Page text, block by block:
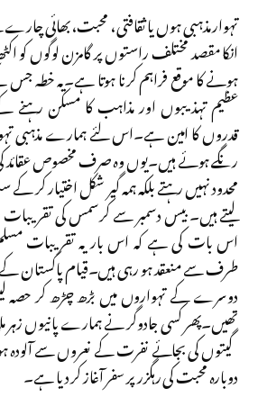
تہوار مذہبی ہوں یا ثقافتی، محبت،بھائی
انکا مقصد مختلف راستوں پر گامزن لوگوں کو
ہونے کا موقع فراہم کرنا ہوتا ہے۔یہ خطہ
عظیم تہذیبوں اور مذاہب کا مسکن رہنے
قدروں کا امین ہے۔اس لئے ہمارے مذہبی
رنگے ہوئے ہیں۔یوں وہ صرف مخصوص عقائد
محدود نہیں رہتے بلکہ ہمہ گیر شکل اختیار
لیتے ہیں۔ بیس دسمبر سے کرسمس کی
اس بات کی ہے کہ اس بار یہ تقریبات
طرف سے منعقد ہو رہی ہیں۔قیام پاکستان کے
دوسرے کے تہواروں میں بڑھ چڑھ کر حصہ
تھیں۔پھر کسی جادوگر نے ہمارے پانیوں زہر
گیتوں کی بجائے نفرت کے نعروں سے آلودہ
دوبارہ محبت کی رہگزر پر سفر آغاز کر دیا ہے۔